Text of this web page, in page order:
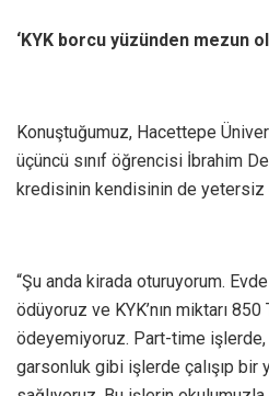
‘KYK borcu yüzünden mezun
Konuştuğumuz, Hacettepe
üçüncü sınıf öğrencisi İbrahim
kredisinin kendisinin de yetersiz
“Şu anda kirada oturuyorum.
ödüyoruz ve KYK’nın miktarı 850
ödeyemiyoruz. Part-time
garsonluk gibi işlerde çalışıp bir